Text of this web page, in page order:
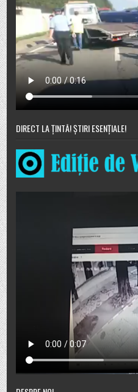
DIRECT LA ȚINTĂ! ȘTIRI ESENȚIALE!